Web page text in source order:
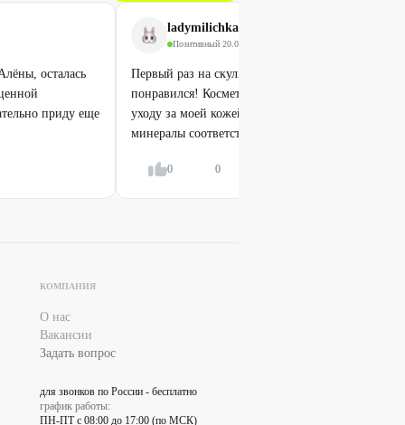
ДО 78%
осталась
приду еще
ladymilichka
Позитивный·20.03.2026
Первый раз на скульптурном массаже лица, мне
понравился! Косметолог предложила мне
уходу за моей кожей, а также рекомендовала
минералы соответствующие моим...
0 0
КОМПАНИЯ
О нас
Вакансии
Задать вопрос
для звонков по России - бесплатно
график работы:
ПН-ПТ с 08:00 до 17:00 (по МСК)